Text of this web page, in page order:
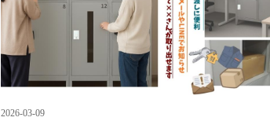
2026-03-09